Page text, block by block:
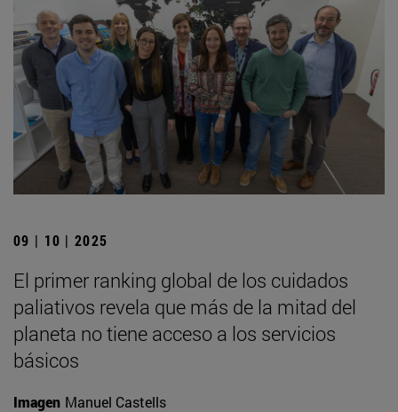
09 | 10 | 2025
El primer ranking global de los cuidados
paliativos revela que más de la mitad del
planeta no tiene acceso a los servicios
básicos
Imagen Manuel Castells